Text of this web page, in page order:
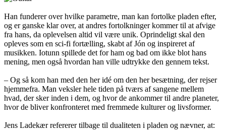
Han funderer over hvilke parametre, man kan fortolke pladen efter,
og er ganske klar over, at andres fortolkninger kommer til at afvige
fra hans, da oplevelsen altid vil være unik. Oprindeligt skal den
opleves som en sci-fi fortælling, skabt af Jón og inspireret af
musikken. Iotunn spillede det for ham og bad om ikke blot hans
mening, men også hvordan han ville udtrykke den gennem tekst.
– Og så kom han med den her idé om den her besætning, der rejser
hjemmefra. Man veksler hele tiden på tværs af sangene mellem
hvad, der sker inden i dem, og hvor de ankommer til andre planeter,
hvor de bliver konfronteret med fremmede kulturer og livsformer.
Jens Ladekær refererer tilbage til dualiteten i pladen og nævner, at: